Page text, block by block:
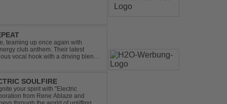
teaming up once again with
club anthem. Their latest
vocal hook with a driving blend
SOULFIRE
your spirit with "Electric
from Rene Ablaze and